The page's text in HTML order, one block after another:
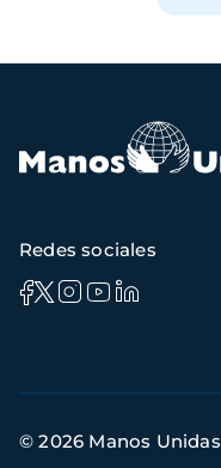
Redes sociales
de
© 2026 Manos Unidas